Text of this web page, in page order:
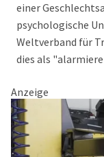
einer
psychologische
Weltverband für
dies als
Anzeige